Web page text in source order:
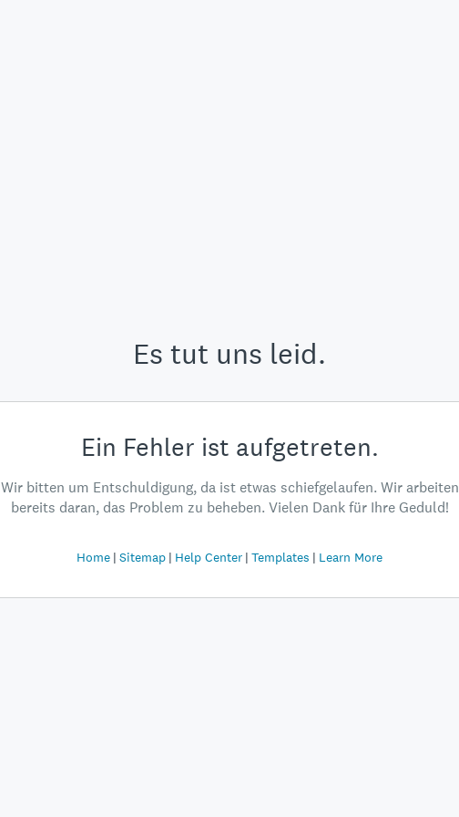
Es tut uns leid.
Ein Fehler ist aufgetreten.
Wir bitten um Entschuldigung, da ist etwas schiefgelaufen. Wir arbeiten
bereits daran, das Problem zu beheben. Vielen Dank für Ihre Geduld!
Home Sitemap Help Center Templates Learn More